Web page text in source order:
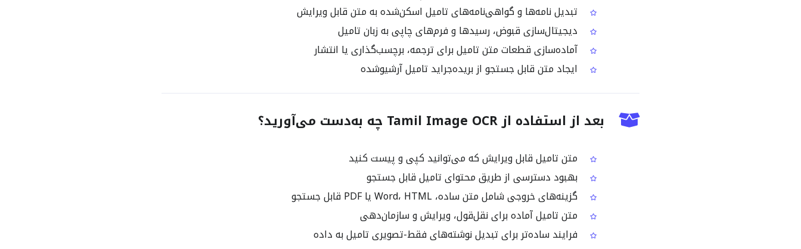
تبدیل نامه‌ها و گواهی‌نامه‌های تامیل اسکن‌شده به متن قابل ویرایش
دیجیتال‌سازی قبوض، رسیدها و فرم‌های چاپی به زبان تامیل
آماده‌سازی قطعات متن تامیل برای ترجمه، برچسب‌گذاری یا انتشار
ایجاد متن قابل جستجو از بریده‌جراید تامیل آرشیوشده
بعد از استفاده از Tamil Image OCR چه به‌دست می‌آورید؟
متن تامیل قابل ویرایش که می‌توانید کپی و پیست کنید
بهبود دسترسی از طریق محتوای تامیل قابل جستجو
گزینه‌های خروجی شامل متن ساده، Word، HTML یا PDF قابل جستجو
متن تامیل آماده برای نقل‌قول، ویرایش و سازمان‌دهی
فرایند ساده‌تر برای تبدیل نوشته‌های فقط-تصویری تامیل به داده